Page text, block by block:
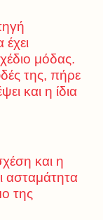
μόδας.
της, πήρε
και η ίδια
και η
ασταμάτητα
της